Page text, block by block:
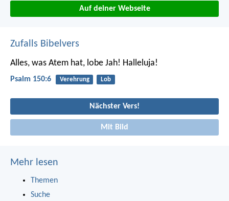
Auf deiner Webseite
Zufalls Bibelvers
Alles, was Atem hat, lobe Jah! Halleluja!
Psalm 150:6 Verehrung Lob
Nächster Vers!
Mit Bild
Mehr lesen
Themen
Suche